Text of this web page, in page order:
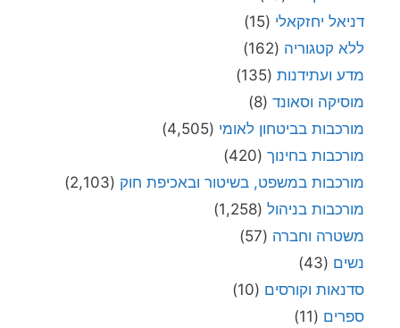
דניאל יחזקאלי (15)
ללא קטגוריה (162)
מדע ועתידנות (135)
מוסיקה וסאונד (8)
מורכבות בביטחון לאומי (4,505)
מורכבות בחינוך (420)
מורכבות במשפט, בשיטור ובאכיפת חוק (2,103)
מורכבות בניהול (1,258)
משטרה וחברה (57)
נשים (43)
סדנאות וקורסים (10)
ספרים (11)